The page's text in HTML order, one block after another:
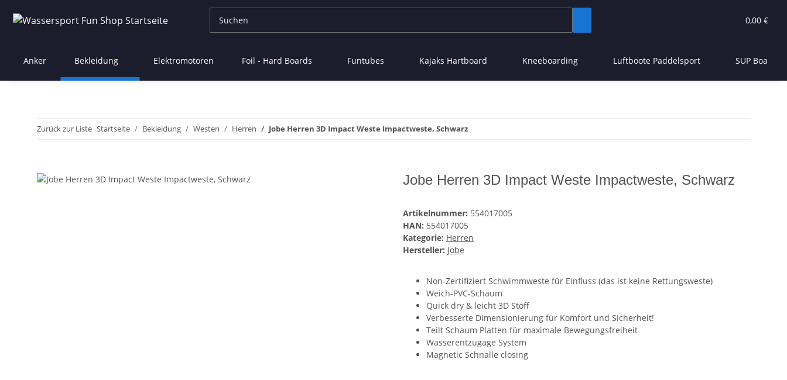
0,00 €
Anker Bekleidung Elektromotoren Foil - Hard Boards Funtubes Kajaks Hartboard Kneeboarding Luftboote Paddelsport SUP Board
Zurück zur Liste Startseite Bekleidung Westen Herren Jobe Herren 3D Impact Weste Impactweste, Schwarz
Jobe Herren 3D Impact Weste Impactweste, Schwarz
Artikelnummer: 554017005
HAN: 554017005
Kategorie: Herren
Hersteller: Jobe
Non-Zertifiziert Schwimmweste für Einfluss (das ist keine Rettungsweste)
Weich-PVC-Schaum
Quick dry & leicht 3D Stoff
Verbesserte Dimensionierung für Komfort und Sicherheit!
Teilt Schaum Platten für maximale Bewegungsfreiheit
Wasserentzugage System
Magnetic Schnalle closing